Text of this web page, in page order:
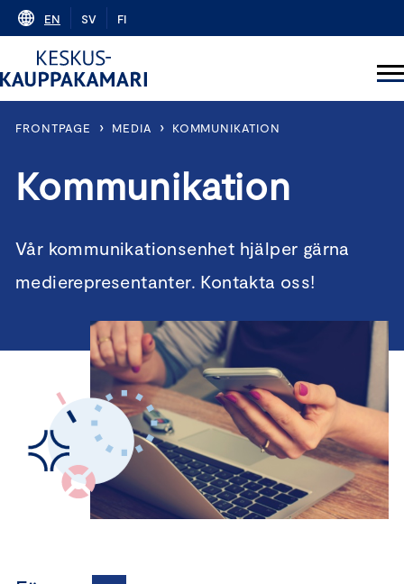
Skip
content
EN SV FI
FRONTPAGE › MEDIA › KOMMUNIKATION
Kommunikation
Vår kommunikationsenhet hjälper gärna
medierepresentanter. Kontakta oss!